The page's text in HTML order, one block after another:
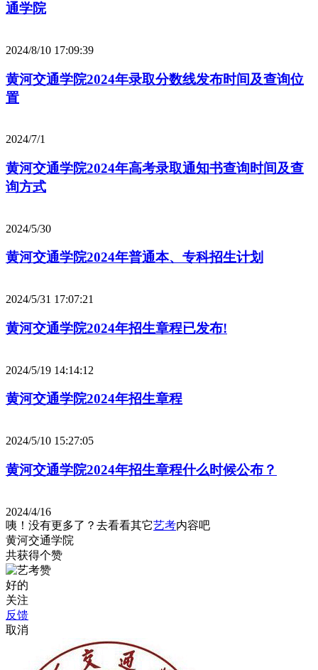
通学院
2024/8/10 17:09:39
黄河交通学院2024年录取分数线发布时间及查询位
置
2024/7/1
黄河交通学院2024年高考录取通知书查询时间及查
询方式
2024/5/30
黄河交通学院2024年普通本、专科招生计划
2024/5/31 17:07:21
黄河交通学院2024年招生章程已发布!
2024/5/19 14:14:12
黄河交通学院2024年招生章程
2024/5/10 15:27:05
黄河交通学院2024年招生章程什么时候公布？
2024/4/16
咦！没有更多了？去看看其它艺考内容吧
黄河交通学院
共获得个赞
好的
关注
反馈
取消